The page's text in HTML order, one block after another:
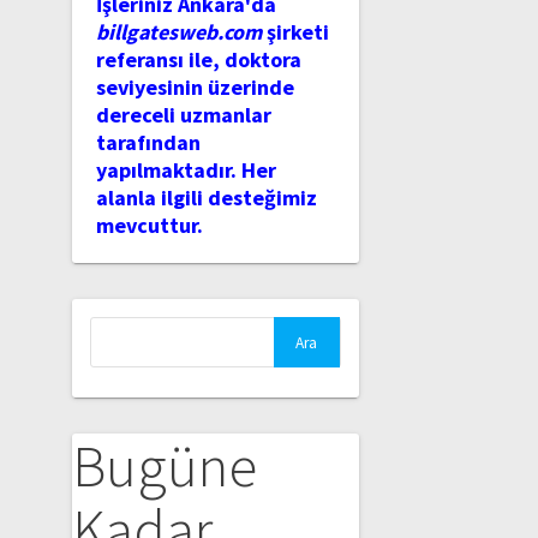
billgatesweb.comşirketi
referansı ile, doktora
seviyesinin üzerinde
dereceli uzmanlar
tarafından
yapılmaktadır. Her
alanla ilgili desteğimiz
mevcuttur.
Bugüne